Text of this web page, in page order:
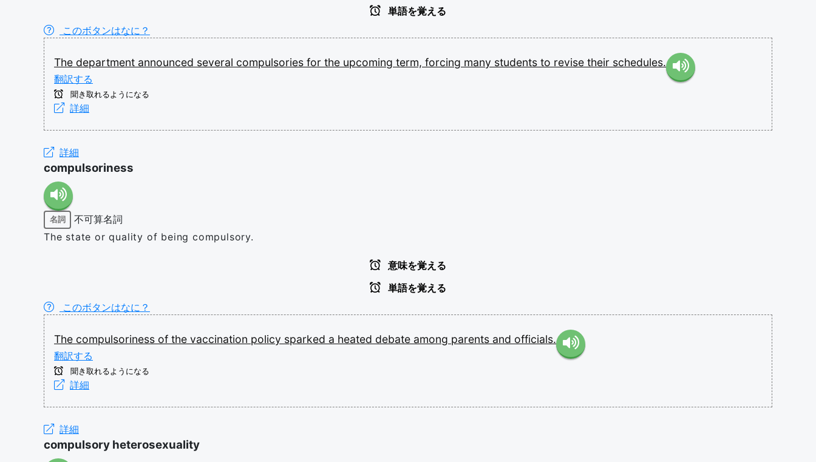
単語を覚える
このボタンはなに？
The department announced several compulsories for the upcoming term, forcing many students to revise their schedules.
翻訳する
聞き取れるようになる
詳細
詳細
compulsoriness
名詞
不可算名詞
The state or quality of being compulsory.
意味を覚える
単語を覚える
このボタンはなに？
The compulsoriness of the vaccination policy sparked a heated debate among parents and officials.
翻訳する
聞き取れるようになる
詳細
詳細
compulsory heterosexuality